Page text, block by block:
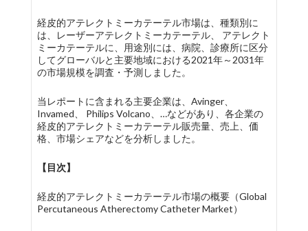
経皮的アテレクトミーカテーテル市場は、種類別に
は、レーザーアテレクトミーカテーテル、 アテレクト
ミーカテーテルに、用途別には、病院、診療所に区分
してグローバルと主要地域における2021年～2031年
の市場規模を調査・予測しました。
当レポートに含まれる主要企業は、Avinger、
Invamed、 Philips Volcano、…などがあり、各企業の
経皮的アテレクトミーカテーテル販売量、売上、価
格、市場シェアなどを分析しました。
【目次】
経皮的アテレクトミーカテーテル市場の概要（Global
Percutaneous Atherectomy Catheter Market）